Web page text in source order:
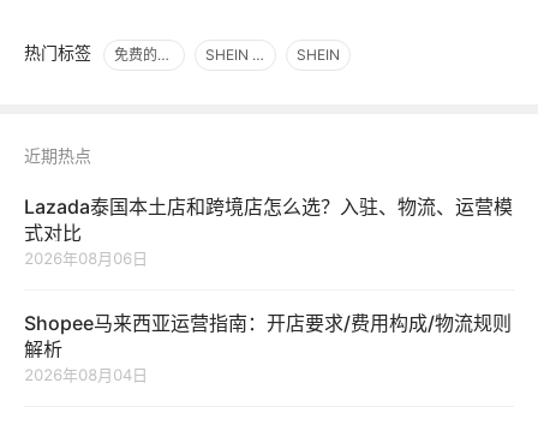
热门标签 免费的跨境电商ERP SHEIN ERP SHEIN
近期热点
Lazada泰国本土店和跨境店怎么选？入驻、物流、运营模
式对比
2026年08月06日
Shopee马来西亚运营指南：开店要求/费用构成/物流规则
解析
2026年08月04日